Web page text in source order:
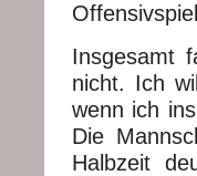
Insgesamt
nicht. Ich
wenn ich
Die
Halbzeit